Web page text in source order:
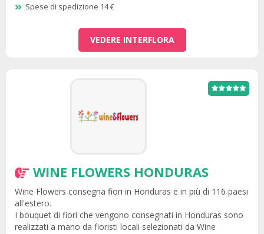
Spese di spedizione 14 €
VEDERE INTERFLORA
WINE FLOWERS HONDURAS
Wine Flowers consegna fiori in Honduras e in più di 116 paesi
all'estero.
I bouquet di fiori che vengono consegnati in Honduras sono
realizzati a mano da fioristi locali selezionati da Wine